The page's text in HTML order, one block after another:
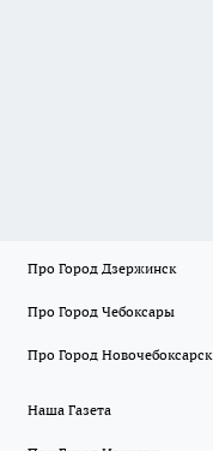
Про Город Дзержинск
Про Город Чебоксары
Про Город Новочебоксарск
Наша Газета